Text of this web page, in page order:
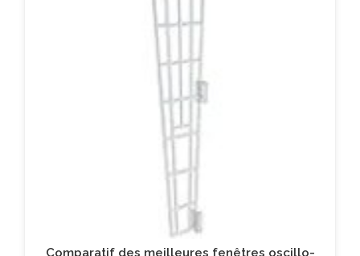
Comparatif des meilleures fenêtres oscillo-